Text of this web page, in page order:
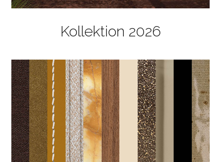
Kollektion 2026